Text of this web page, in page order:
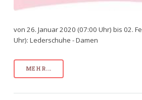
von 26. Januar 2020 (07:00 Uhr) bis 02.
Uhr): Lederschuhe - Damen
MEHR...